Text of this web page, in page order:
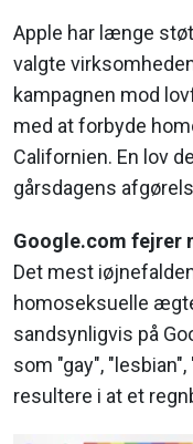
Apple har længe
valgte
kampagnen mod
med at forbyde
Californien. En lov
gårsdagens
Google.com fejrer
Det mest
homoseksuelle
sandsynligvis på
som "gay",
resultere i at et